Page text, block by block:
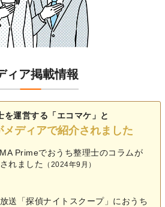
ィア掲載情報
を運営する「エコマケ」と
メディアで紹介されました
Primeでおうち整理士のコラムが
れました （2024年9月）
送「探偵ナイトスクープ」におうち